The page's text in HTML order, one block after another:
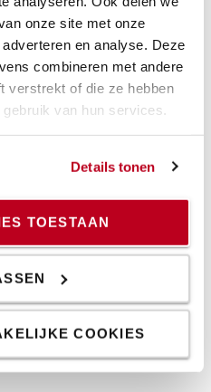
onze site met onze
en analyse. Deze
combineren met andere
verstrekt of die ze hebben
van hun services.
Details tonen
TOESTAAN
COOKIES
ion
stapelen